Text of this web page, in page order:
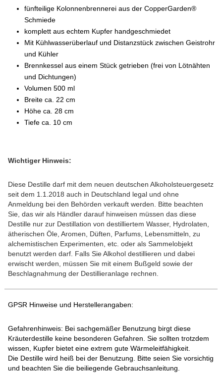
fünfteilige Kolonnenbrennerei aus der CopperGarden®
Schmiede
komplett aus echtem Kupfer handgeschmiedet
Mit Kühlwasserüberlauf und Distanzstück zwischen Geistrohr
und Kühler
Brennkessel aus einem Stück getrieben (frei von Lötnähten
und Dichtungen)
Volumen 500 ml
Breite ca. 22 cm
Höhe ca. 28 cm
Tiefe ca. 10 cm
Wichtiger Hinweis:
Diese Destille darf mit dem neuen deutschen Alkoholsteuergesetz
seit dem 1.1.2018 auch in Deutschland legal und ohne
Anmeldung bei den Behörden verkauft werden. Bitte beachten
Sie, das wir als Händler darauf hinweisen müssen das diese
Destille nur zur Destillation von destilliertem Wasser, Hydrolaten,
ätherischen Öle, Aromen, Düften, Parfums, Lebensmitteln, zu
alchemistischen Experimenten, etc. oder als Sammelobjekt
benutzt werden darf. Falls Sie Alkohol destillieren und dabei
erwischt werden, müssen Sie mit einem Bußgeld sowie der
Beschlagnahmung der Destillieranlage rechnen.
GPSR Hinweise und Herstellerangaben:
Gefahrenhinweis: Bei sachgemäßer Benutzung birgt diese
Kräuterdestille keine besonderen Gefahren. Sie sollten trotzdem
wissen, Kupfer bietet eine extrem gute Wärmeleitfähigkeit.
Die Destille wird heiß bei der Benutzung. Bitte seien Sie vorsichtig
und beachten Sie die beiliegende Gebrauchsanleitung.